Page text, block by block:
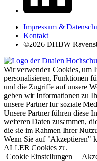
Impressum &
Kontakt
©2026 DHBW
Wir verwenden Cookies, um
personalisieren, Funktionen
und die Zugriffe auf unsere
geben wir Informationen zu
unsere Partner für soziale
Unsere Partner führen diese
weiteren Daten zusammen,
die sie im Rahmen Ihrer
Wenn Sie auf "Akzeptieren"
ALLER Cookies zu.
Cookie Einstellungen